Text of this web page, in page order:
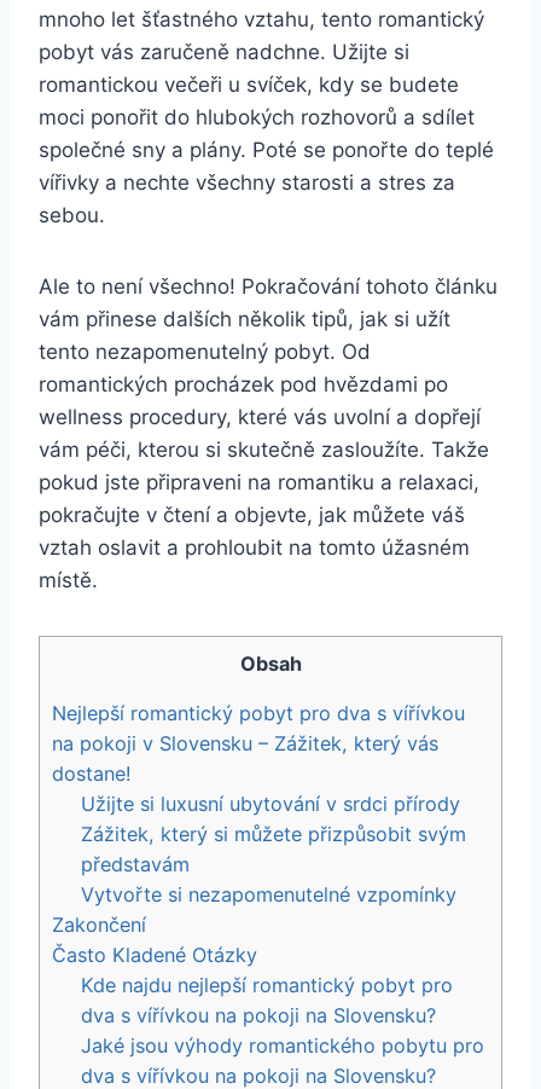
mnoho let šťastného vztahu, tento romantický
pobyt vás zaručeně nadchne. Užijte si
romantickou večeři u svíček, kdy se budete
moci ponořit do hlubokých rozhovorů a sdílet
společné sny a plány. Poté se ponořte do teplé
vířivky a nechte všechny starosti a stres za
sebou.
Ale to není všechno! Pokračování tohoto článku
vám přinese dalších několik tipů, jak si užít
tento nezapomenutelný pobyt. Od
romantických procházek pod hvězdami po
wellness procedury, které vás uvolní a dopřejí
vám péči, kterou si skutečně zasloužíte. Takže
pokud jste připraveni na romantiku a relaxaci,
pokračujte v čtení a objevte, jak můžete váš
vztah oslavit a prohloubit na tomto úžasném
místě.
Obsah
Nejlepší romantický pobyt pro dva s vířívkou
na pokoji v Slovensku – Zážitek, který vás
dostane!
Užijte si luxusní ubytování v srdci přírody
Zážitek, který si můžete přizpůsobit svým
představám
Vytvořte si nezapomenutelné vzpomínky
Zakončení
Často Kladené Otázky
Kde najdu nejlepší romantický pobyt pro
dva s vířívkou na pokoji na Slovensku?
Jaké jsou výhody romantického pobytu pro
dva s vířívkou na pokoji na Slovensku?